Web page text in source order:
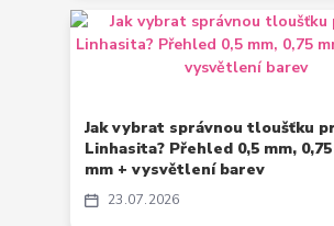
23 07 2026
Jak vybrat správnou tloušťku
Linhasita? Přehled 0,5 mm,
mm + vysvětlení barev